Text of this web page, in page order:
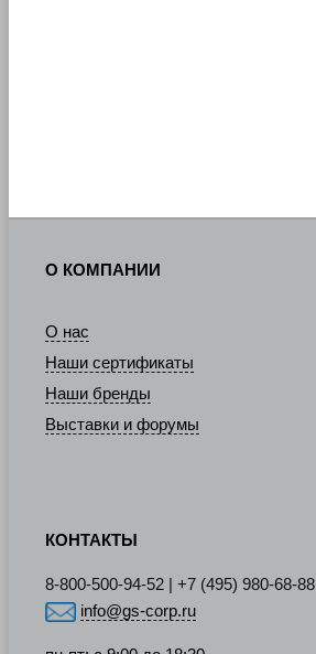
О КОМПАНИИ
О нас
Наши сертификаты
Наши бренды
Выставки и форумы
КОНТАКТЫ
8-800-500-94-52 | +7 (495) 980-68-88
info@gs-corp.ru